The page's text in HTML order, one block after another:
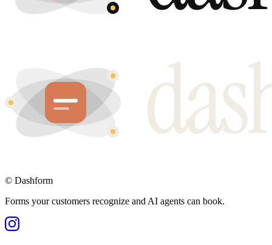
© Dashform
Forms your customers recognize and AI agents can book.